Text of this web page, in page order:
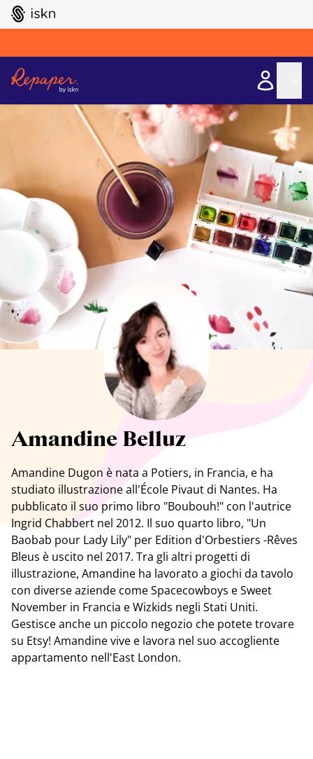
GO TO ISKN HOME
Amandine Belluz
Amandine Dugon è nata a Potiers, in Francia, e ha
studiato illustrazione all'École Pivaut di Nantes. Ha
pubblicato il suo primo libro "Boubouh!" con l'autrice
Ingrid Chabbert nel 2012. Il suo quarto libro, "Un
Baobab pour Lady Lily" per Edition d'Orbestiers -Rêves
Bleus è uscito nel 2017. Tra gli altri progetti di
illustrazione, Amandine ha lavorato a giochi da tavolo
con diverse aziende come Spacecowboys e Sweet
November in Francia e Wizkids negli Stati Uniti.
Gestisce anche un piccolo negozio che potete trovare
su Etsy! Amandine vive e lavora nel suo accogliente
appartamento nell'East London.